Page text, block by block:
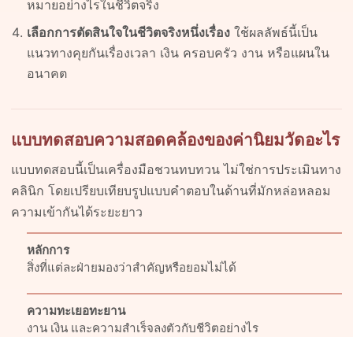
หมายอย่างไรในชีวิตจริง
เลือกการตัดสินใจในชีวิตจริงหนึ่งเรื่อง ใช้ผลลัพธ์นี้เป็น
แนวทางคุยกันเรื่องเวลา เงิน ครอบครัว งาน หรือแผนใน
อนาคต
แบบทดสอบความสอดคล้องของค่านิยมวัดอะไร
แบบทดสอบนี้เป็นเครื่องมือชวนทบทวน ไม่ใช่การประเมินทาง
คลินิก โดยเปรียบเทียบรูปแบบคำตอบในด้านที่มักหล่อหลอม
ความเข้ากันได้ระยะยาว
หลักการ
สิ่งที่แต่ละฝ่ายมองว่าสำคัญหรือยอมไม่ได้
ความทะเยอทะยาน
งาน เงิน และความสำเร็จลงตัวกับชีวิตอย่างไร